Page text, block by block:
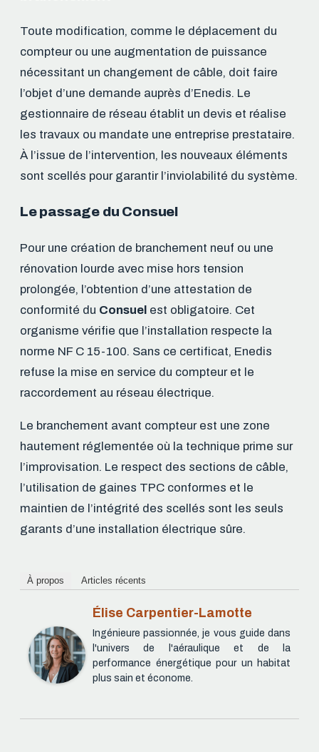
Toute modification, comme le déplacement du
compteur ou une augmentation de puissance
nécessitant un changement de câble, doit faire
l’objet d’une demande auprès d’Enedis. Le
gestionnaire de réseau établit un devis et réalise
les travaux ou mandate une entreprise prestataire.
À l’issue de l’intervention, les nouveaux éléments
sont scellés pour garantir l’inviolabilité du système.
Le passage du Consuel
Pour une création de branchement neuf ou une
rénovation lourde avec mise hors tension
prolongée, l’obtention d’une attestation de
conformité du Consuel est obligatoire. Cet
organisme vérifie que l’installation respecte la
norme NF C 15-100. Sans ce certificat, Enedis
refuse la mise en service du compteur et le
raccordement au réseau électrique.
Le branchement avant compteur est une zone
hautement réglementée où la technique prime sur
l’improvisation. Le respect des sections de câble,
l’utilisation de gaines TPC conformes et le
maintien de l’intégrité des scellés sont les seuls
garants d’une installation électrique sûre.
À propos Articles récents
Élise Carpentier-Lamotte
Ingénieure passionnée, je vous guide dans
l'univers de l'aéraulique et de la
performance énergétique pour un habitat
plus sain et économe.